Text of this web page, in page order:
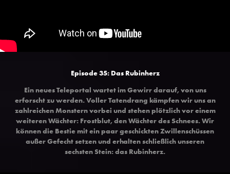
Episode 35: Das Rubinherz
Ein neues Teleportal wartet im Gewirr darauf, von uns
erforscht zu werden. Voller Tatendrang kämpfen wir uns an
zahlreichen Monstern vorbei und stehen plötzlich vor einem
weiteren Wächter: Frostblut, den Wächter des Schnees. Wir
können die Bestie mit ein paar geschickten Zwillenschüssen
außer Gefecht setzen und erhalten schließlich unseren
sechsten Stein: das Rubinherz.